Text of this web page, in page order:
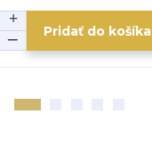
Pridať do košíka